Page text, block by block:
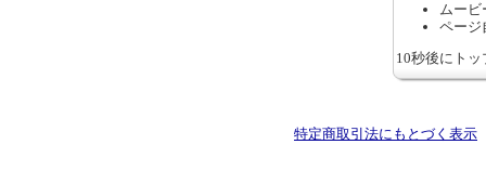
ムービ
ページ
10秒後にト
特定商取引法にもとづく表示